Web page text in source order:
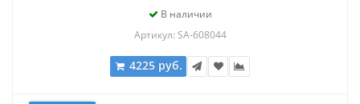
В наличии
Артикул: SA-608044
4225 руб.